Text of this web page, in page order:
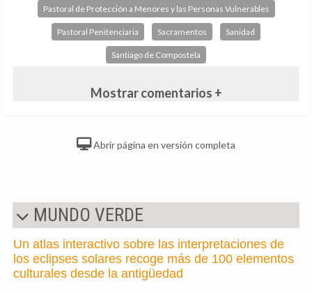
Pastoral de Protección a Menores y las Personas Vulnerables
Pastoral Penitenciaria Sacramentos Sanidad
Santiago de Compostela
Mostrar comentarios +
Abrir página en versión completa
MUNDO VERDE
Un atlas interactivo sobre las interpretaciones de
los eclipses solares recoge más de 100 elementos
culturales desde la antigüedad